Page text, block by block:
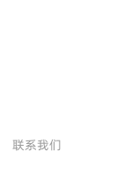
联系我们